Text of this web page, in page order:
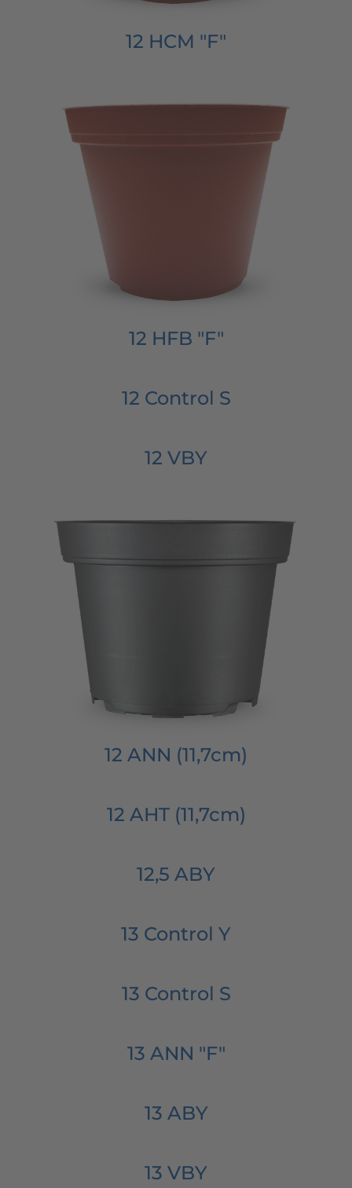
12 HCM "F"
12 HFB "F"
12 Control S
12 VBY
12 ANN (11,7cm)
12 AHT (11,7cm)
12,5 ABY
13 Control Y
13 Control S
13 ANN "F"
13 ABY
13 VBY